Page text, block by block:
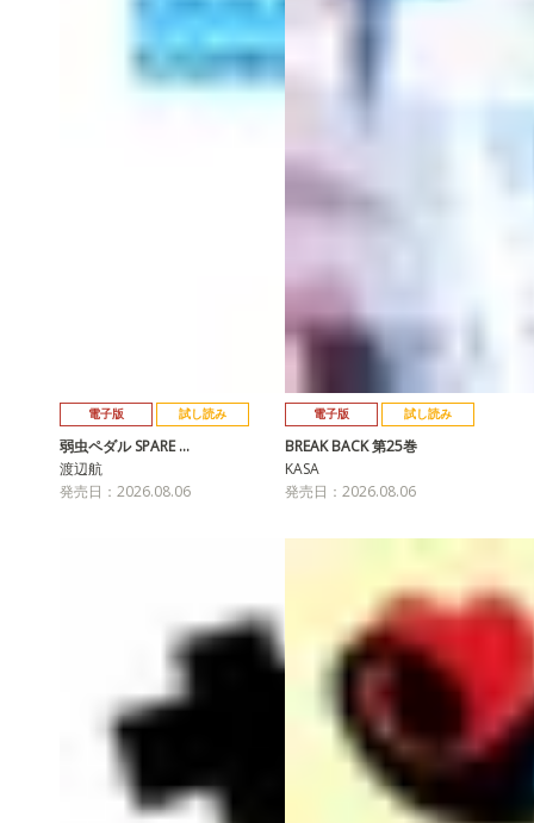
電子版 試し読み
弱虫ペダル SPARE …
渡辺航
発売日：2026.08.06
電子版 試し読み
BREAK BACK 第25巻
KASA
発売日：2026.08.06